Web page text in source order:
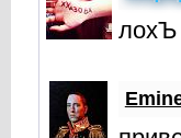
лохЪ